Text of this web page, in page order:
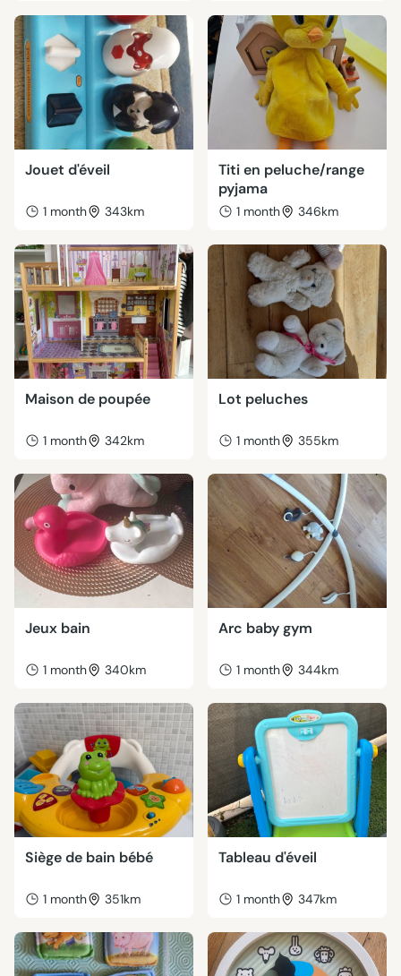
Jouet d'éveil
1 month 343km
Titi en peluche/range
pyjama
1 month 346km
Maison de poupée
1 month 342km
Lot peluches
1 month 355km
Jeux bain
1 month 340km
Arc baby gym
1 month 344km
Siège de bain bébé
1 month 351km
Tableau d'éveil
1 month 347km